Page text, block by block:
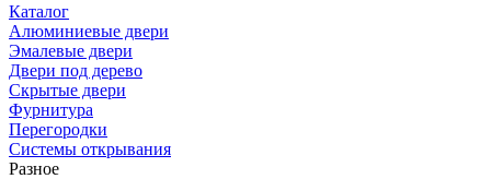
Каталог
Алюминиевые двери
Эмалевые двери
Двери под дерево
Скрытые двери
Фурнитура
Перегородки
Системы открывания
Разное